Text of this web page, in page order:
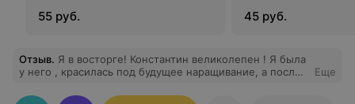
55 руб. 45 руб.
Отзыв. Я в восторге! Константин великолепен ! Я была
у него , красилась под будущее наращивание, а после
Спасибо огромное )))
Еще